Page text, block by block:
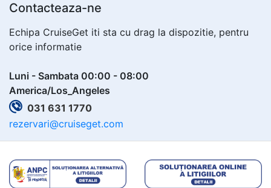
Contacteaza-ne
Echipa CruiseGet iti sta cu drag la dispozitie, pentru
orice informatie
Luni - Sambata 00:00 - 08:00
America/Los_Angeles
031 631 1770
rezervari@cruiseget.com